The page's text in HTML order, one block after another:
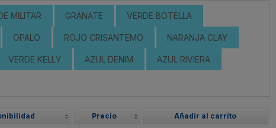
MILITAR GRANATE VERDE BOTELLA
OPALO ROJO CRISANTEMO NARANJA CLAY
VERDE KELLY AZUL DENIM AZUL RIVIERA
Precio Añadir al carrito